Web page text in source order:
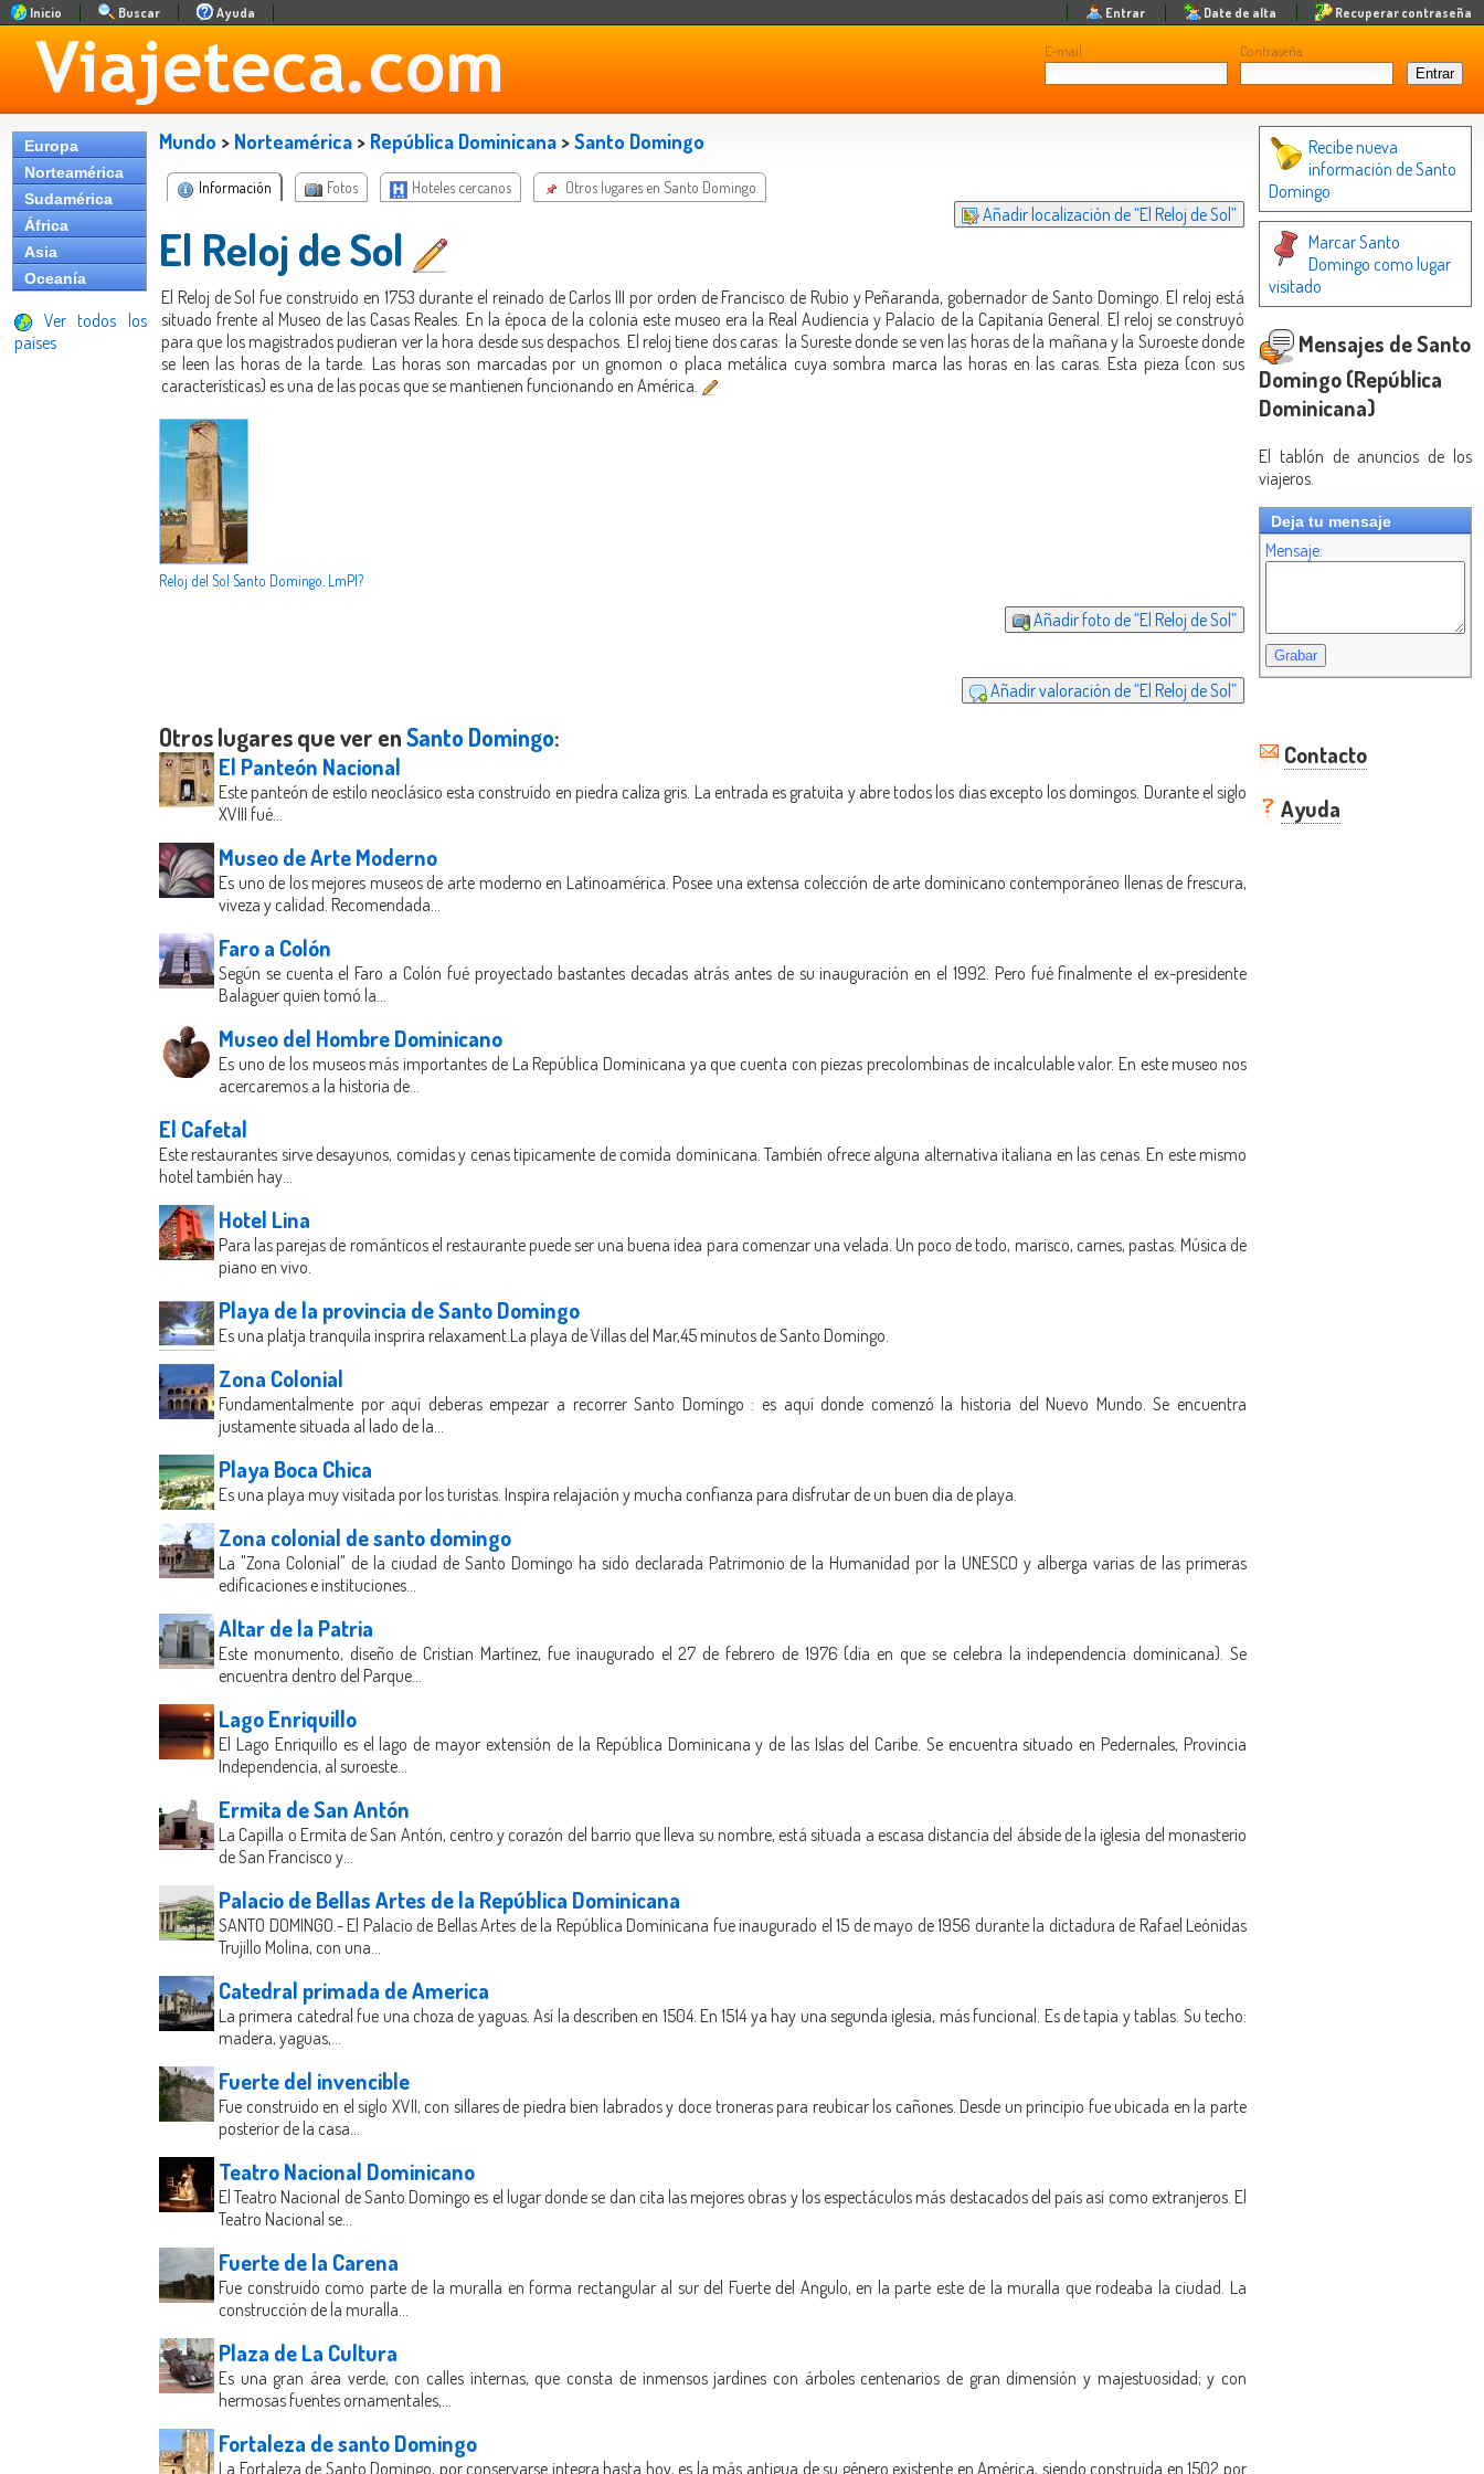
E-mail Contraseña
Inicio Buscar Ayuda Entrar Date de alta Recuperar contraseña
Europa
Norteamérica
Sudamérica
África
Asia
Oceanía
Ver todos los
países
Mundo > Norteamérica > República Dominicana >Santo Domingo
Información Fotos Hoteles cercanos Otros lugares en Santo Domingo
Añadir localización de “El Reloj de Sol”
El Reloj de Sol
El Reloj de Sol fue construido en 1753 durante el reinado de Carlos III por orden de Francisco de Rubio y Peñaranda, gobernador de Santo Domingo. El reloj está
situado frente al Museo de las Casas Reales. En la época de la colonia este museo era la Real Audiencia y Palacio de la Capitanía General. El reloj se construyó
para que los magistrados pudieran ver la hora desde sus despachos. El reloj tiene dos caras: la Sureste donde se ven las horas de la mañana y la Suroeste donde
se leen las horas de la tarde. Las horas son marcadas por un gnomon o placa metálica cuya sombra marca las horas en las caras. Esta pieza (con sus
características) es una de las pocas que se mantienen funcionando en América.
Reloj del Sol Santo Domingo. LmPl?
Añadir foto de “El Reloj de Sol”
Añadir valoración de “El Reloj de Sol”
Otros lugares que ver enSanto Domingo:
El Panteón Nacional
Este panteón de estilo neoclásico esta construído en piedra caliza gris. La entrada es gratuita y abre todos los dias excepto los domingos. Durante el siglo
XVIII fué...
Museo de Arte Moderno
Es uno de los mejores museos de arte moderno en Latinoamérica. Posee una extensa colección de arte dominicano contemporáneo llenas de frescura,
viveza y calidad. Recomendada...
Faro a Colón
Según se cuenta el Faro a Colón fué proyectado bastantes decadas atrás antes de su inauguración en el 1992. Pero fué finalmente el ex-presidente
Balaguer quien tomó la...
Museo del Hombre Dominicano
Es uno de los museos más importantes de La República Dominicana ya que cuenta con piezas precolombinas de incalculable valor. En este museo nos
acercaremos a la historia de...
El Cafetal
Este restaurantes sirve desayunos, comidas y cenas tipicamente de comida dominicana. También ofrece alguna alternativa italiana en las cenas. En este mismo
hotel también hay...
Hotel Lina
Para las parejas de románticos el restaurante puede ser una buena idea para comenzar una velada. Un poco de todo, marisco, carnes, pastas. Música de
piano en vivo.
Playa de la provincia de Santo Domingo
Es una platja tranquila insprira relaxament.La playa de Villas del Mar,45 minutos de Santo Domingo.
Zona Colonial
Fundamentalmente por aquí deberas empezar a recorrer Santo Domingo : es aquí donde comenzó la historia del Nuevo Mundo. Se encuentra
justamente situada al lado de la...
Playa Boca Chica
Es una playa muy visitada por los turistas. Inspira relajación y mucha confianza para disfrutar de un buen dia de playa.
Zona colonial de santo domingo
La "Zona Colonial" de la ciudad de Santo Domingo ha sido declarada Patrimonio de la Humanidad por la UNESCO y alberga varias de las primeras
edificaciones e instituciones...
Altar de la Patria
Este monumento, diseño de Cristian Martínez, fue inaugurado el 27 de febrero de 1976 (día en que se celebra la independencia dominicana). Se
encuentra dentro del Parque...
Lago Enriquillo
El Lago Enriquillo es el lago de mayor extensión de la República Dominicana y de las Islas del Caribe. Se encuentra situado en Pedernales, Provincia
Independencia, al suroeste...
Ermita de San Antón
La Capilla o Ermita de San Antón, centro y corazón del barrio que lleva su nombre, está situada a escasa distancia del ábside de la iglesia del monasterio
de San Francisco y...
Palacio de Bellas Artes de la República Dominicana
SANTO DOMINGO.- El Palacio de Bellas Artes de la República Dominicana fue inaugurado el 15 de mayo de 1956 durante la dictadura de Rafael Leónidas
Trujillo Molina, con una...
Catedral primada de America
La primera catedral fue una choza de yaguas. Así la describen en 1504. En 1514 ya hay una segunda iglesia, más funcional. Es de tapia y tablas. Su techo:
madera, yaguas,...
Fuerte del invencible
Fue construido en el siglo XVII, con sillares de piedra bien labrados y doce troneras para reubicar los cañones. Desde un principio fue ubicada en la parte
posterior de la casa...
Teatro Nacional Dominicano
El Teatro Nacional de Santo Domingo es el lugar donde se dan cita las mejores obras y los espectáculos más destacados del país así como extranjeros. El
Teatro Nacional se...
Fuerte de la Carena
Fue construido como parte de la muralla en forma rectangular al sur del Fuerte del Angulo, en la parte este de la muralla que rodeaba la ciudad. La
construcción de la muralla...
Plaza de La Cultura
Es una gran área verde, con calles internas, que consta de inmensos jardines con árboles centenarios de gran dimensión y majestuosidad; y con
hermosas fuentes ornamentales,...
Fortaleza de santo Domingo
La Fortaleza de Santo Domingo, por conservarse integra hasta hoy, es la más antigua de su género existente en América, siendo construida en 1502 por
Recibe nueva
información de Santo
Domingo
Marcar Santo
Domingo como lugar
visitado
Mensajes de Santo
Domingo (República
Dominicana)
El tablón de anuncios de los
viajeros.
Deja tu mensaje
Mensaje:
Contacto
Ayuda